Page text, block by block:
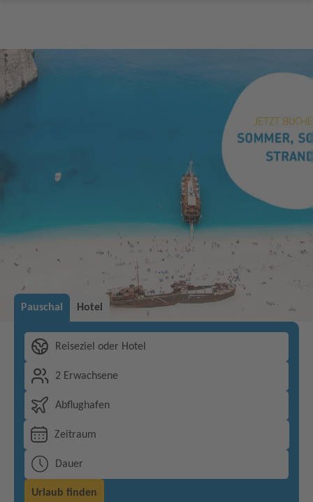
Pauschal Hotel
Reiseziel oder Hotel
2 Erwachsene
Abflughafen
Zeitraum
Dauer
Urlaub finden